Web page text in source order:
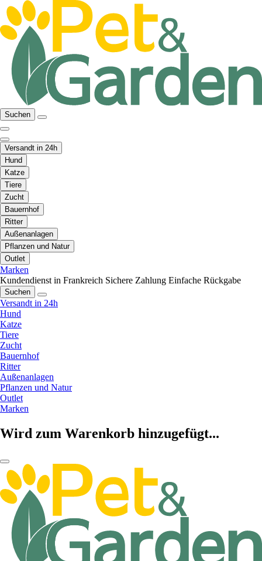
Suchen
Versandt in 24h
Hund
Katze
Tiere
Zucht
Bauernhof
Ritter
Außenanlagen
Pflanzen und Natur
Outlet
Marken
Kundendienst in Frankreich Sichere Zahlung Einfache Rückgabe
Suchen
Versandt in 24h
Hund
Katze
Tiere
Zucht
Bauernhof
Ritter
Außenanlagen
Pflanzen und Natur
Outlet
Marken
Wird zum Warenkorb hinzugefügt...